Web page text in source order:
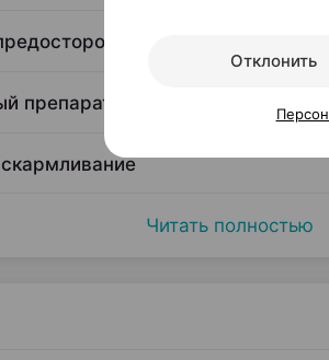
препарат
Читать полностью
Отклонить